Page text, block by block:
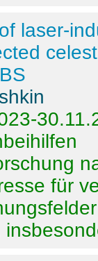
laser-
für